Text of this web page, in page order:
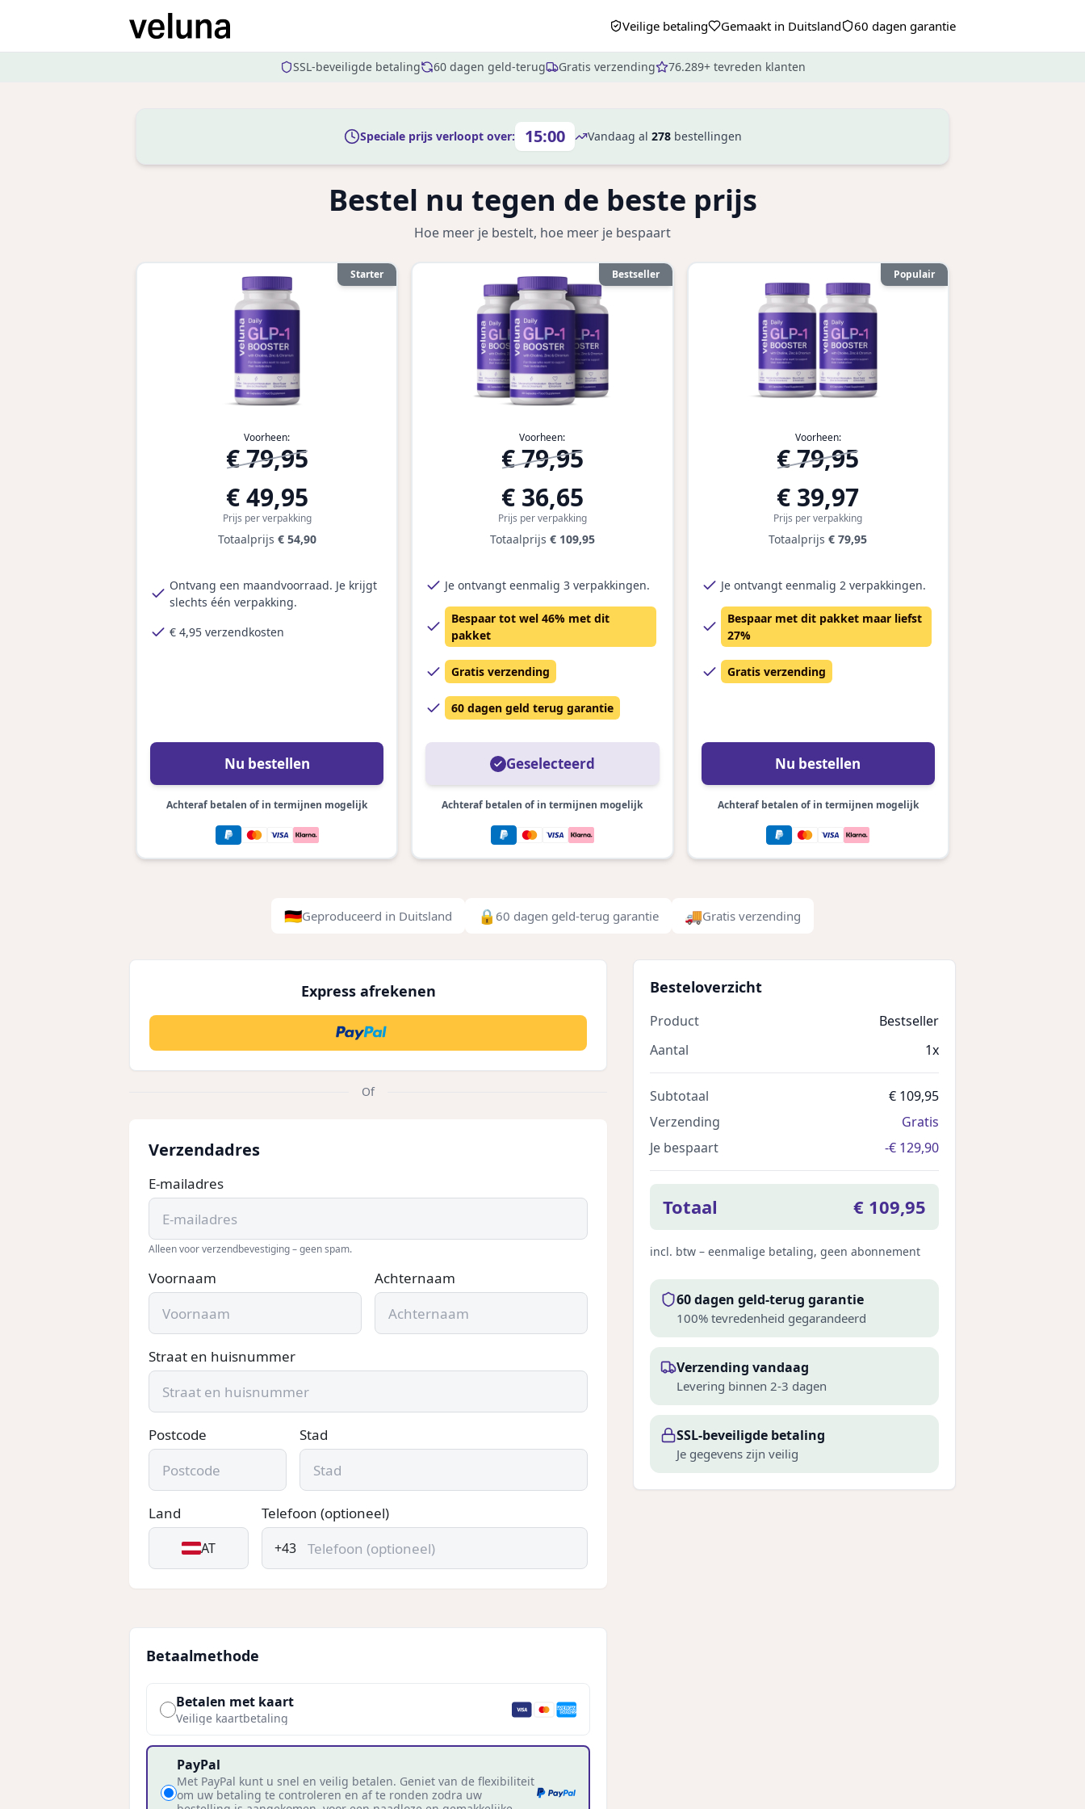
Veilige betaling Gemaakt in Duitsland 60 dagen garantie
SSL-beveiligde betaling 60 dagen geld-terug Gratis verzending 76.289+ tevreden klanten
Speciale prijs verloopt over: 15:00 Vandaag al 278bestellingen
Bestel nu tegen de beste prijs
Hoe meer je bestelt, hoe meer je bespaart
Starter
Voorheen:
€ 79,95
€ 49,95
Prijs per verpakking
Totaalprijs € 54,90
Ontvang een maandvoorraad. Je krijgt
slechts één verpakking.
€ 4,95 verzendkosten
Nu bestellen
Achteraf betalen of in termijnen mogelijk
Bestseller
Voorheen:
€ 79,95
€ 36,65
Prijs per verpakking
Totaalprijs € 109,95
Je ontvangt eenmalig 3 verpakkingen.
Bespaar tot wel 46% met dit
pakket
Gratis verzending
60 dagen geld terug garantie
Geselecteerd
Achteraf betalen of in termijnen mogelijk
Populair
Voorheen:
€ 79,95
€ 39,97
Prijs per verpakking
Totaalprijs€ 79,95
Je ontvangt eenmalig 2 verpakkingen.
Bespaar met dit pakket maar liefst
27%
Gratis verzending
Nu bestellen
Achteraf betalen of in termijnen mogelijk
🇩🇪Geproduceerd in Duitsland 🔒 60 dagen geld-terug garantie 🚚Gratis verzending
Express afrekenen
Of
Verzendadres
E-mailadres
Alleen voor verzendbevestiging – geen spam.
Voornaam Achternaam
Straat en huisnummer
Postcode Stad
Land
AT
Telefoon (optioneel)
+43
Betaalmethode
Betalen met kaart
Veilige kaartbetaling
PayPal
Met PayPal kunt u snel en veilig betalen. Geniet van de flexibiliteit
om uw betaling te controleren en af te ronden zodra uw
Besteloverzicht
Product
Bestseller
Aantal
1x
Subtotaal
€ 109,95
Verzending
Gratis
Je bespaart
-€ 129,90
Totaal € 109,95
incl. btw – eenmalige betaling, geen abonnement
60 dagen geld-terug garantie
100% tevredenheid gegarandeerd
Verzending vandaag
Levering binnen 2-3 dagen
SSL-beveiligde betaling
Je gegevens zijn veilig